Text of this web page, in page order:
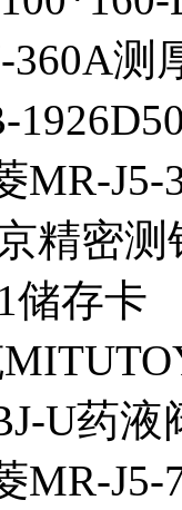
360A测
MR-J5-
精密测
储存卡
U药液
MR-J5-